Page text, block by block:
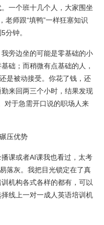
一个班十几个人，大家围坐
老师跟“填鸭”一样狂塞知识
分钟。
旁边坐的可能是零基础的小
础；而稍微有点基础的人，
是被动接受。你花了钱，还
来回两三个小时，结果发现
对于急需开口说的职场人来
压优势
课或者AI课我也看过，太考
落灰。我把目光锁定在了真
机构各式各样的都有，可以
线上一对一成人英语培训机